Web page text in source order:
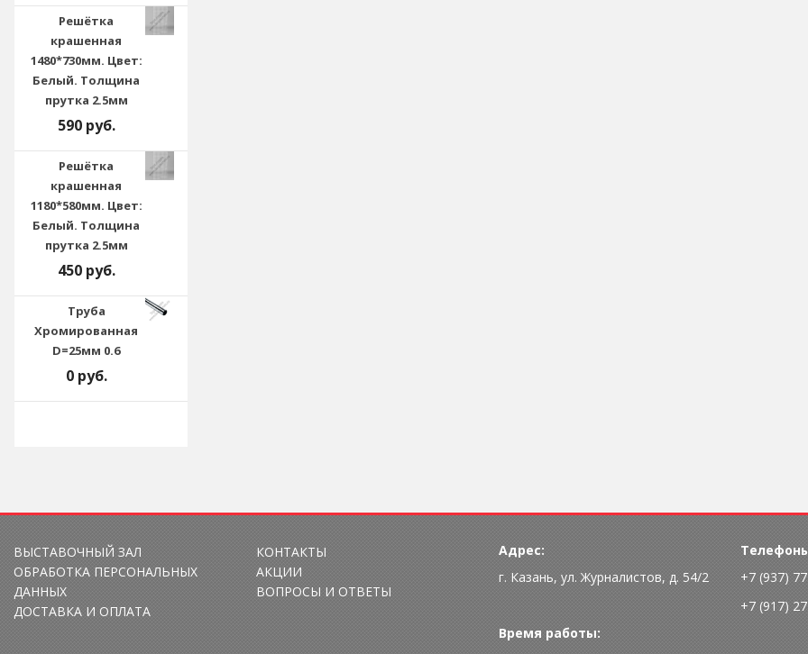
Решётка
крашенная
1480*730мм. Цвет:
Белый. Толщина
прутка 2.5мм
590 руб.
Решётка
крашенная
1180*580мм. Цвет:
Белый. Толщина
прутка 2.5мм
450 руб.
Труба
Хромированная
D=25мм 0.6
0 руб.
ВЫСТАВОЧНЫЙ ЗАЛ
ОБРАБОТКА ПЕРСОНАЛЬНЫХ
ДАННЫХ
ДОСТАВКА И ОПЛАТА
КОНТАКТЫ
АКЦИИ
ВОПРОСЫ И ОТВЕТЫ
Адрес:
г. Казань, ул. Журналистов, д. 54/2
Время работы:
+7 (937)
+7 (917)